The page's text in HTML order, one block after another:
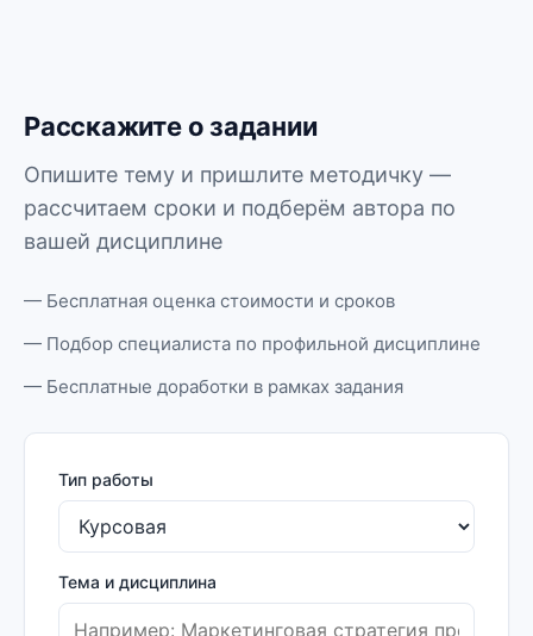
Расскажите о задании
Опишите тему и пришлите методичку —
рассчитаем сроки и подберём автора по
вашей дисциплине
— Бесплатная оценка стоимости и сроков
— Подбор специалиста по профильной дисциплине
— Бесплатные доработки в рамках задания
Тип работы
Тема и дисциплина